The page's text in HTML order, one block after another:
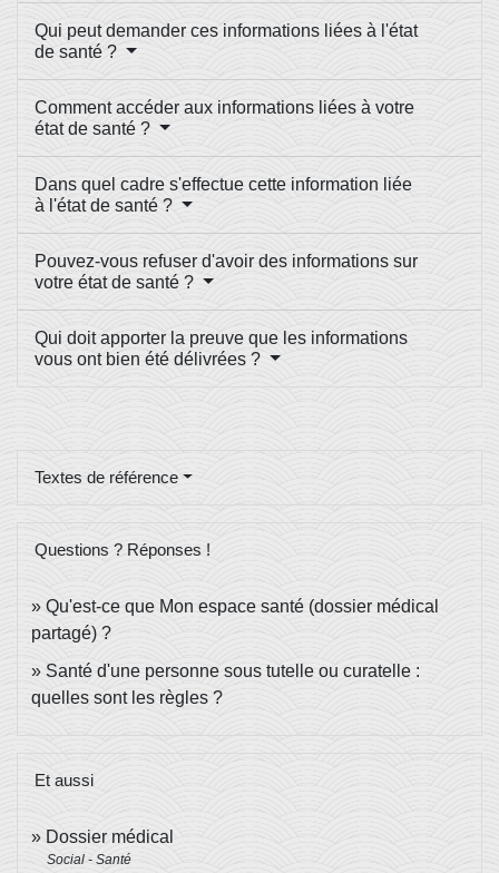
Qui peut demander ces informations liées à l'état
de santé ?
Comment accéder aux informations liées à votre
état de santé ?
Dans quel cadre s'effectue cette information liée
à l'état de santé ?
Pouvez-vous refuser d'avoir des informations sur
votre état de santé ?
Qui doit apporter la preuve que les informations
vous ont bien été délivrées ?
Textes de référence
Questions ? Réponses !
Qu'est-ce que Mon espace santé (dossier médical
partagé) ?
Santé d'une personne sous tutelle ou curatelle :
quelles sont les règles ?
Et aussi
Dossier médical
Social - Santé